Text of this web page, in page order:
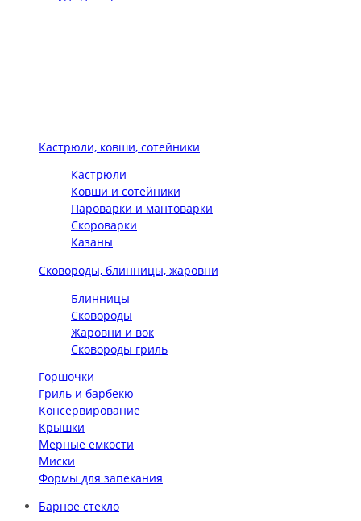
Кастрюли, ковши, сотейники
Кастрюли
Ковши и сотейники
Пароварки и мантоварки
Скороварки
Казаны
Сковороды, блинницы, жаровни
Блинницы
Сковороды
Жаровни и вок
Сковороды гриль
Горшочки
Гриль и барбекю
Консервирование
Крышки
Мерные емкости
Миски
Формы для запекания
Барное стекло